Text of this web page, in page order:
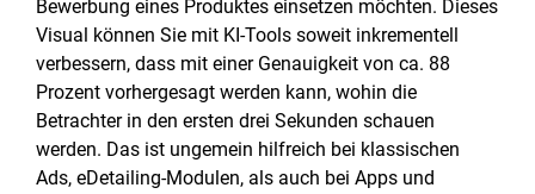
Bewerbung eines Produktes einsetzen möchten. Dieses
Visual können Sie mit KI-Tools soweit inkrementell
verbessern, dass mit einer Genauigkeit von ca. 88
Prozent vorhergesagt werden kann, wohin die
Betrachter in den ersten drei Sekunden schauen
werden. Das ist ungemein hilfreich bei klassischen
Ads, eDetailing-Modulen, als auch bei Apps und